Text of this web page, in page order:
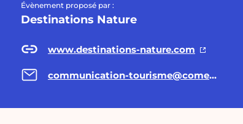
Évènement proposé par :
Destinations Nature
www.destinations-nature.com
communication-tourisme@comexposium.com